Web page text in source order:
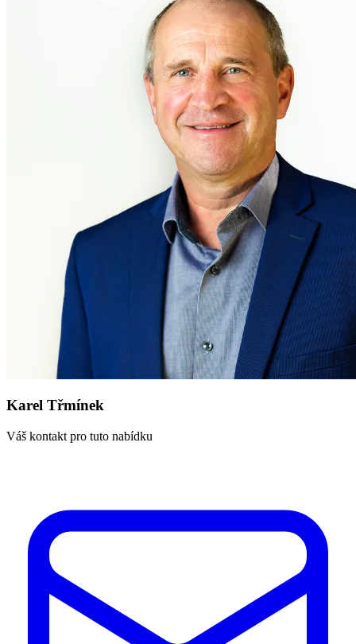
Karel Třmínek
Váš kontakt pro tuto nabídku